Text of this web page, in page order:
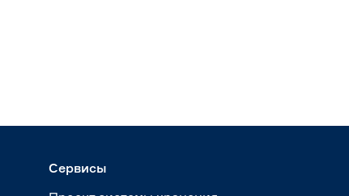
Сервисы